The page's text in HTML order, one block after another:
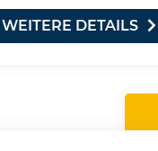
WEITERE DETAILS